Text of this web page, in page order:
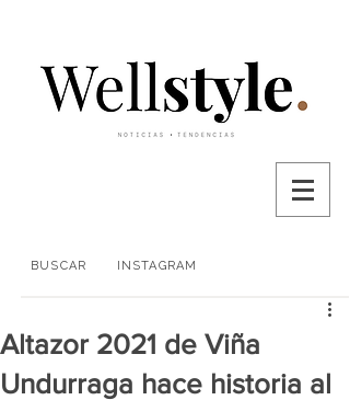
BUSCAR INSTAGRAM
Altazor 2021 de Viña
Undurraga hace historia al